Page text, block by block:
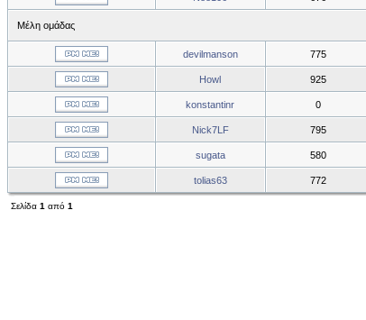
Μέλη ομάδας
devilmanson 775
Howl 925
konstantinr 0
Nick7LF 795
sugata 580
tolias63 772
Σελίδα 1 από 1